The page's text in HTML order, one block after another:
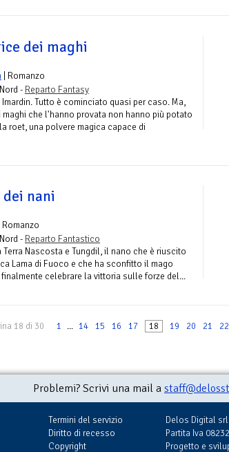
dei maghi
| Romanzo
- Reparto Fantasy
Tutto è cominciato quasi per caso. Ma,
maghi che l'hanno provata non hanno più potato
roet, una polvere magica capace di
nani
| Romanzo
- Reparto Fantastico
Nascosta e Tungdil, il nano che è riuscito
Lama di Fuoco e che ha sconfitto il mago
celebrare la vittoria sulle forze del...
18 di 30 1 ... 14 15 16 17 18 19 20 21 22
Problemi? Scrivi una mail a
Termini del servizio
Diritto di recesso
Copyright
Delos Digital srl
Partita Iva
Progetto e